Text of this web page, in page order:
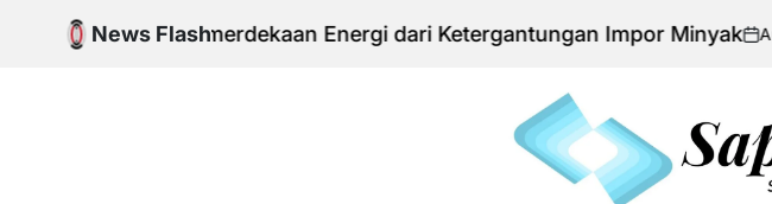
News Flash
Kemerdekaan Energi dari Ketergantungan Impor Minyakon
August 5, 2026